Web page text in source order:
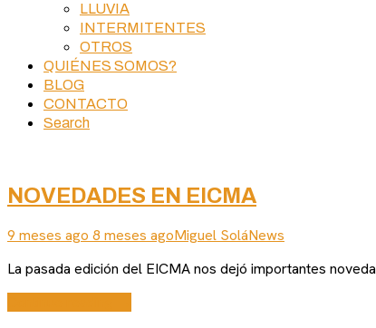
LLUVIA
INTERMITENTES
OTROS
QUIÉNES SOMOS?
BLOG
CONTACTO
Search
NOVEDADES EN EICMA
9 meses ago 8 meses agoMiguel SoláNews
La pasada edición del EICMA nos dejó importantes